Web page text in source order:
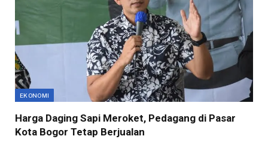
EKONOMI
Harga Daging Sapi Meroket, Pedagang di Pasar
Kota Bogor Tetap Berjualan